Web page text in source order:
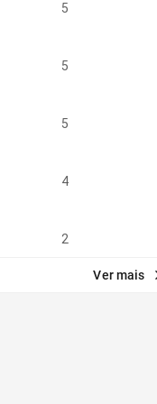
5
5
5
4
2
Ver mais